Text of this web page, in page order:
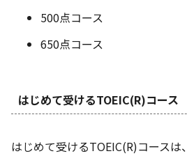
500点コース
650点コース
はじめて受けるTOEIC(R)コース
はじめて受けるTOEIC(R)コースは、